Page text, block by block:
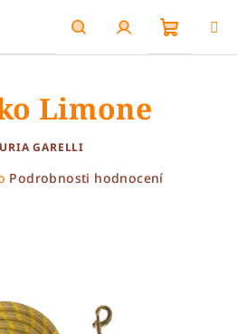
HledatPřihlášení
Limone
GARELLI
Podrobnosti hodnocení